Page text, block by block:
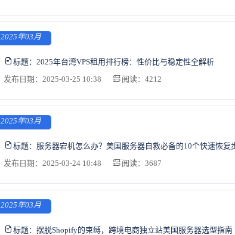
2025年03月
标题： 2025年台湾VPS租用排行榜：性价比与稳定性全解析
发布日期：2025-03-25 10:38
阅读：4212
2025年03月
标题： 服务器宕机怎么办？美国服务器自救必备的10个快速恢复
发布日期：2025-03-24 10:48
阅读：3687
2025年03月
标题： 摆脱Shopify的束缚，跨境电商独立站美国服务器选型指南